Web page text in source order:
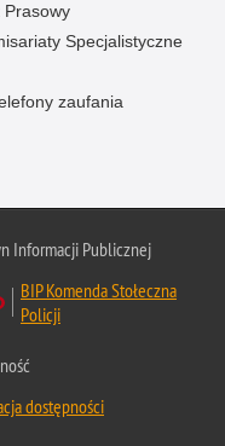
Prasowy
Specjalistyczne
zaufania
Informacji Publicznej
BIP Komenda Stołeczna
Policji
dostępności